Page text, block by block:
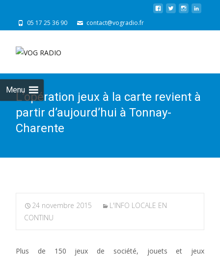
05 17 25 36 90 contact@vogradio.fr
Menu
L’opération jeux à la carte revient à
partir d’aujourd’hui à Tonnay-
Charente
24 novembre 2015
L'INFO LOCALE EN
CONTINU
Plus de 150 jeux de société, jouets et jeux